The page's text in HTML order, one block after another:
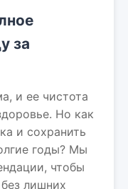
за
и ее чистота
Но как
и сохранить
годы? Мы
чтобы
лишних